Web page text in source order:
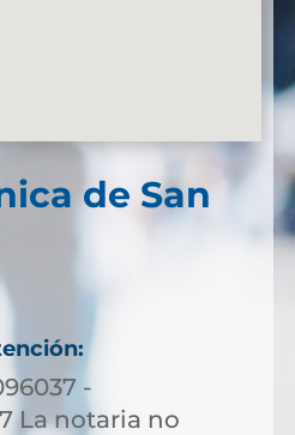
de San
-
La notaria no